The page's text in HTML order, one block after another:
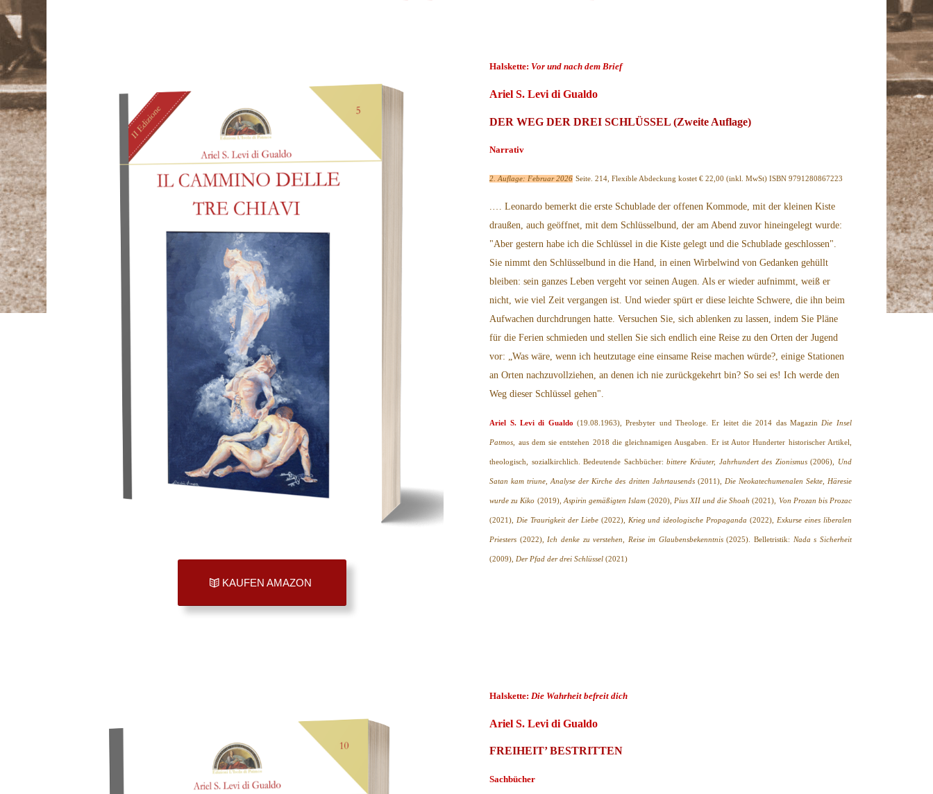
KAUFEN AMAZON
Halskette:Vor und nach dem Brief
Ariel S. Levi di Gualdo
DER WEG DER DREI SCHLÜSSEL (Zweite Auflage)
Narrativ
2. Auflage: Februar 2026 Seite. 214, Flexible Abdeckung kostet € 22,00 (inkl. MwSt) ISBN 9791280867223
.… Leonardo bemerkt die erste Schublade der offenen Kommode, mit der kleinen Kiste
draußen, auch geöffnet, mit dem Schlüsselbund, der am Abend zuvor hineingelegt wurde:
"Aber gestern habe ich die Schlüssel in die Kiste gelegt und die Schublade geschlossen".
Sie nimmt den Schlüsselbund in die Hand, in einen Wirbelwind von Gedanken gehüllt
bleiben: sein ganzes Leben vergeht vor seinen Augen. Als er wieder aufnimmt, weiß er
nicht, wie viel Zeit vergangen ist. Und wieder spürt er diese leichte Schwere, die ihn beim
Aufwachen durchdrungen hatte. Versuchen Sie, sich ablenken zu lassen, indem Sie Pläne
für die Ferien schmieden und stellen Sie sich endlich eine Reise zu den Orten der Jugend
vor: „Was wäre, wenn ich heutzutage eine einsame Reise machen würde?, einige Stationen
an Orten nachzuvollziehen, an denen ich nie zurückgekehrt bin? So sei es! Ich werde den
Weg dieser Schlüssel gehen".
Ariel S. Levi di Gualdo (19.08.1963), Presbyter und Theologe. Er leitet die 2014 das Magazin Die Insel
Patmos , aus dem sie entstehen 2018 die gleichnamigen Ausgaben. Er ist Autor Hunderter historischer Artikel,
theologisch, sozialkirchlich. Bedeutende Sachbücher:bittere Kräuter, Jahrhundert des Zionismus(2006), Und
Satan kam triune, Analyse der Kirche des dritten Jahrtausends(2011), Die Neokatechumenalen Sekte, Häresie
wurde zu Kiko (2019), Aspirin gemäßigten Islam(2020), Pius XII und die Shoah (2021), Von Prozan bis Prozac
(2021), Die Traurigkeit der Liebe(2022), Krieg und ideologische Propaganda (2022), Exkurse eines liberalen
Priesters (2022), Ich denke zu verstehen, Reise im Glaubensbekenntnis(2025). Belletristik: Nada s Sicherheit
(2009), Der Pfad der drei Schlüssel (2021)
Halskette:Die Wahrheit befreit dich
Ariel S. Levi di Gualdo
FREIHEIT’ BESTRITTEN
Sachbücher